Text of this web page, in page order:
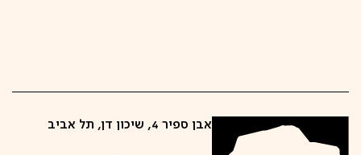
אבן ספיר 4, שיכון דן, תל אביב